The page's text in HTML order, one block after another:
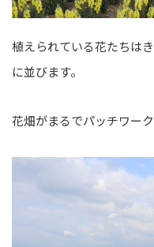
植えられている花たちは
に並びます。
花畑がまるでパッチワー